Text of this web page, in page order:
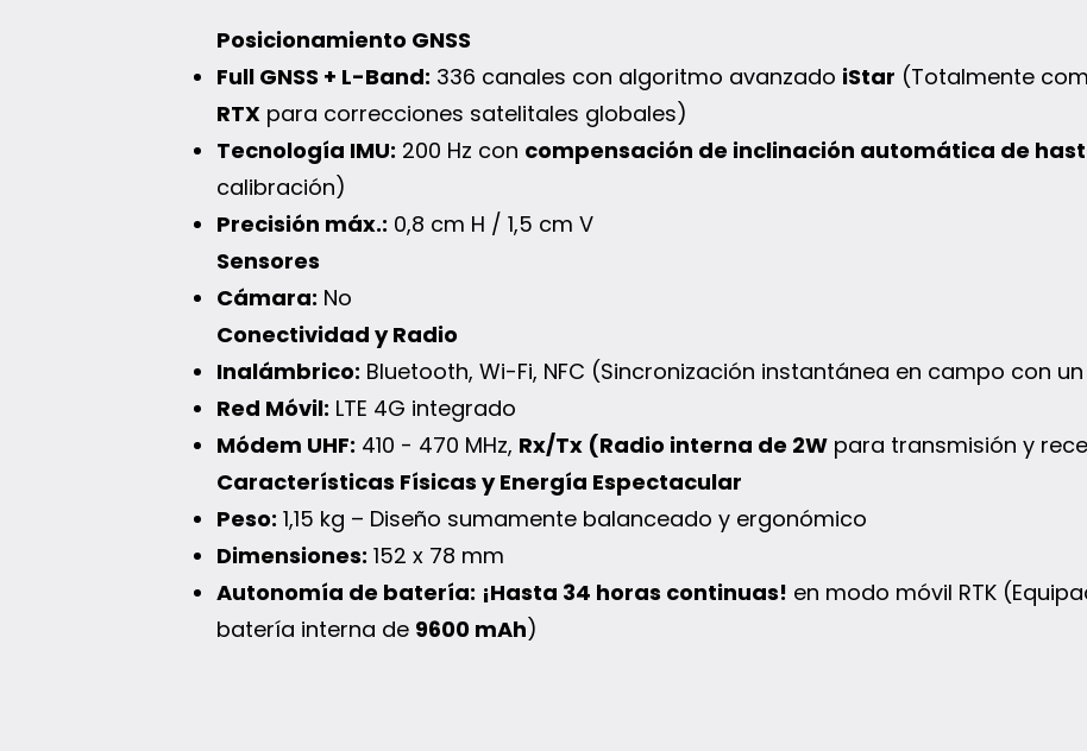
Posicionamiento GNSS
Full GNSS + L-Band: 336 canales con algoritmo avanzado iStar (Totalmente
RTX para correcciones satelitales globales)
Tecnología IMU: 200 Hz con compensación de inclinación automática de
calibración)
Precisión máx.: 0,8 cm H / 1,5 cm V
Sensores
Cámara: No
Conectividad y Radio
Inalámbrico: Bluetooth, Wi-Fi, NFC (Sincronización instantánea en campo con
Red Móvil: LTE 4G integrado
Módem UHF: 410 - 470 MHz, Rx/Tx (Radio interna de 2W para transmisión y
Características Físicas y Energía Espectacular
Peso: 1,15 kg – Diseño sumamente balanceado y ergonómico
Dimensiones: 152 x 78 mm
Autonomía de batería: ¡Hasta 34 horas continuas! en modo móvil RTK
batería interna de 9600 mAh)